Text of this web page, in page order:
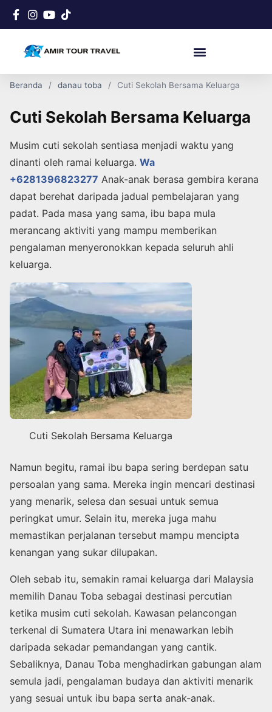
Beranda danau toba Cuti Sekolah Bersama Keluarga
Cuti Sekolah Bersama Keluarga
Musim cuti sekolah sentiasa menjadi waktu yang
dinanti oleh ramai keluarga. Wa
+6281396823277 Anak-anak berasa gembira kerana
dapat berehat daripada jadual pembelajaran yang
padat. Pada masa yang sama, ibu bapa mula
merancang aktiviti yang mampu memberikan
pengalaman menyeronokkan kepada seluruh ahli
keluarga.
Cuti Sekolah Bersama Keluarga
Namun begitu, ramai ibu bapa sering berdepan satu
persoalan yang sama. Mereka ingin mencari destinasi
yang menarik, selesa dan sesuai untuk semua
peringkat umur. Selain itu, mereka juga mahu
memastikan perjalanan tersebut mampu mencipta
kenangan yang sukar dilupakan.
Oleh sebab itu, semakin ramai keluarga dari Malaysia
memilih Danau Toba sebagai destinasi percutian
ketika musim cuti sekolah. Kawasan pelancongan
terkenal di Sumatera Utara ini menawarkan lebih
daripada sekadar pemandangan yang cantik.
Sebaliknya, Danau Toba menghadirkan gabungan alam
semula jadi, pengalaman budaya dan aktiviti menarik
yang sesuai untuk ibu bapa serta anak-anak.